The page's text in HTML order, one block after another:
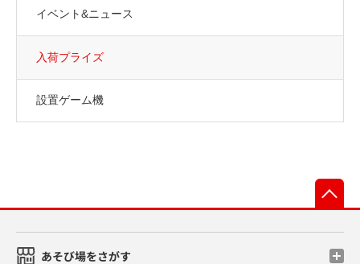
イベント&ニュース
入荷プライズ
設置ゲーム機
あそび場をさがす